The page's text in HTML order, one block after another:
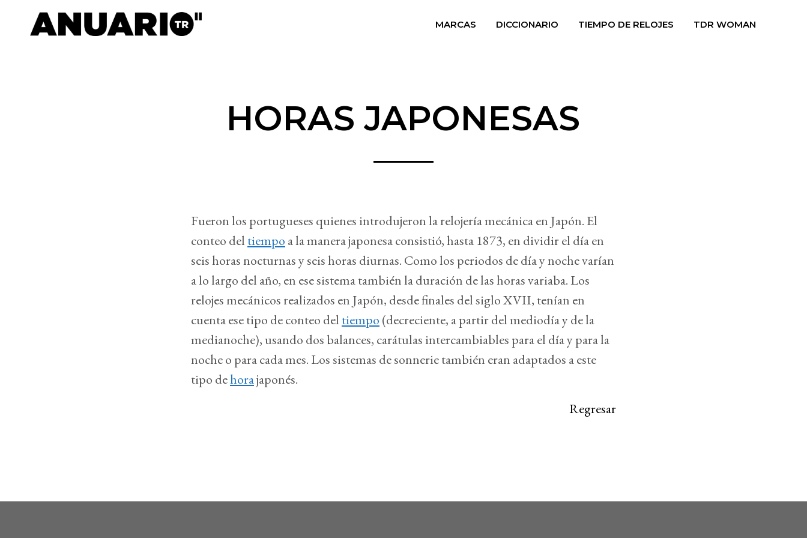
MARCAS DICCIONARIO TIEMPO DE RELOJES TDR WOMAN
HORAS JAPONESAS
Fueron los portugueses quienes introdujeron la relojería mecánica en Japón. El
conteo del tiempo a la manera japonesa consistió, hasta 1873, en dividir el día en
seis horas nocturnas y seis horas diurnas. Como los periodos de día y noche varían
a lo largo del año, en ese sistema también la duración de las horas variaba. Los
relojes mecánicos realizados en Japón, desde finales del siglo XVII, tenían en
cuenta ese tipo de conteo del tiempo (decreciente, a partir del mediodía y de la
medianoche), usando dos balances, carátulas intercambiables para el día y para la
noche o para cada mes. Los sistemas de sonnerie también eran adaptados a este
tipo dehorajaponés.
Regresar